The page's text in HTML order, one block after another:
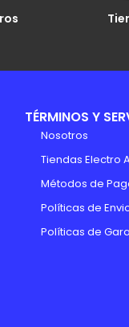
TÉRMINOS Y
Nosotros
Tiendas Electro
Métodos de
Políticas de
Políticas de